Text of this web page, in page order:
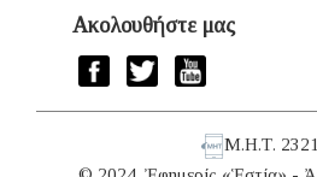
Ακολουθήστε μας
Μ.Η.Τ.